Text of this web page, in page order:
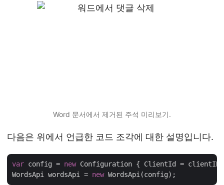
Word 문서에서 제거된 주석 미리보기.
다음은 위에서 언급한 코드 조각에 대한 설명입니다.
var config = new Configuration { ClientId =
WordsApi wordsApi = new